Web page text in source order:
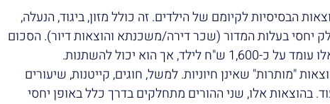
הבסיסיות לקיומם של הילדים. זה כולל מזון, ביגוד, הנעלה,
יחסי בעלות המדור (שכר דירה/משכנתא והוצאות דיור). הסכום
אך הוא יכול להשתנות.
"מותרות" שאינן חיוניות. למשל, חוגים, קייטנות, שיעורים
בהוצאות אלו, שני ההורים מתחלקים בדרך כלל באופן יחסי